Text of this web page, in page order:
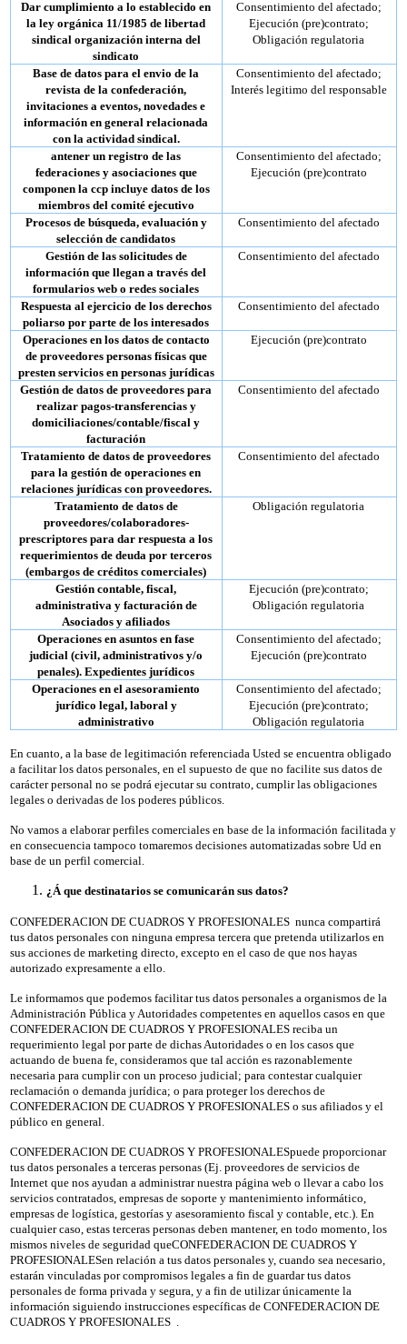
Dar cumplimiento a lo establecido en
la ley orgánica 11/1985 de libertad
sindical organización interna del
sindicato
Consentimiento del afectado;
Ejecución (pre)contrato;
Obligación regulatoria
Base de datos para el envio de la
revista de la confederación,
invitaciones a eventos, novedades e
información en general relacionada
con la actividad sindical.
Consentimiento del afectado;
Interés legitimo del responsable
antener un registro de las
federaciones y asociaciones que
componen la ccp incluye datos de los
miembros del comité ejecutivo
Consentimiento del afectado;
Ejecución (pre)contrato
Procesos de búsqueda, evaluación y
selección de candidatos
Consentimiento del afectado
Gestión de las solicitudes de
información que llegan a través del
formularios web o redes sociales
Consentimiento del afectado
Respuesta al ejercicio de los derechos
poliarso por parte de los interesados
Consentimiento del afectado
Operaciones en los datos de contacto
de proveedores personas físicas que
presten servicios en personas jurídicas
Ejecución (pre)contrato
Gestión de datos de proveedores para
realizar pagos-transferencias y
domiciliaciones/contable/fiscal y
facturación
Consentimiento del afectado
Tratamiento de datos de proveedores
para la gestión de operaciones en
relaciones jurídicas con proveedores.
Consentimiento del afectado
Tratamiento de datos de
proveedores/colaboradores-
prescriptores para dar respuesta a los
requerimientos de deuda por terceros
(embargos de créditos comerciales)
Obligación regulatoria
Gestión contable, fiscal,
administrativa y facturación de
Asociados y afiliados
Ejecución (pre)contrato;
Obligación regulatoria
Operaciones en asuntos en fase
judicial (civil, administrativos y/o
penales). Expedientes jurídicos
Consentimiento del afectado;
Ejecución (pre)contrato
Operaciones en el asesoramiento
jurídico legal, laboral y
administrativo
Consentimiento del afectado;
Ejecución (pre)contrato;
Obligación regulatoria
En cuanto, a la base de legitimación referenciada Usted se encuentra obligado
a facilitar los datos personales, en el supuesto de que no facilite sus datos de
carácter personal no se podrá ejecutar su contrato, cumplir las obligaciones
legales o derivadas de los poderes públicos.
No vamos a elaborar perfiles comerciales en base de la información facilitada y
en consecuencia tampoco tomaremos decisiones automatizadas sobre Ud en
base de un perfil comercial.
¿Á que destinatarios se comunicarán sus datos?
CONFEDERACION DE CUADROS Y PROFESIONALES nunca compartirá
tus datos personales con ninguna empresa tercera que pretenda utilizarlos en
sus acciones de marketing directo, excepto en el caso de que nos hayas
autorizado expresamente a ello.
Le informamos que podemos facilitar tus datos personales a organismos de la
Administración Pública y Autoridades competentes en aquellos casos en que
CONFEDERACION DE CUADROS Y PROFESIONALES reciba un
requerimiento legal por parte de dichas Autoridades o en los casos que
actuando de buena fe, consideramos que tal acción es razonablemente
necesaria para cumplir con un proceso judicial; para contestar cualquier
reclamación o demanda jurídica; o para proteger los derechos de
CONFEDERACION DE CUADROS Y PROFESIONALES o sus afiliados y el
público en general.
CONFEDERACION DE CUADROS Y PROFESIONALESpuede proporcionar
tus datos personales a terceras personas (Ej. proveedores de servicios de
Internet que nos ayudan a administrar nuestra página web o llevar a cabo los
servicios contratados, empresas de soporte y mantenimiento informático,
empresas de logística, gestorías y asesoramiento fiscal y contable, etc.). En
cualquier caso, estas terceras personas deben mantener, en todo momento, los
mismos niveles de seguridad queCONFEDERACION DE CUADROS Y
PROFESIONALESen relación a tus datos personales y, cuando sea necesario,
estarán vinculadas por compromisos legales a fin de guardar tus datos
personales de forma privada y segura, y a fin de utilizar únicamente la
información siguiendo instrucciones específicas de CONFEDERACION DE
CUADROS Y PROFESIONALES .